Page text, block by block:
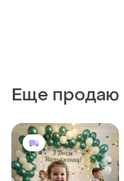
Еще продаю